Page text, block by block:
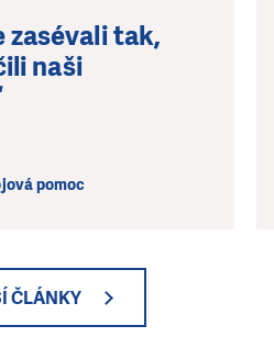
zasévali tak,
naši
pomoc
ČLÁNKY